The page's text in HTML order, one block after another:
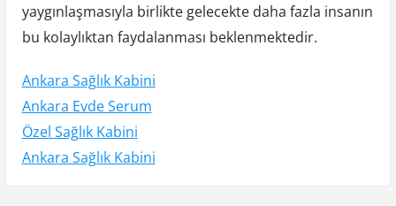
yaygınlaşmasıyla birlikte gelecekte daha fazla insanın
bu kolaylıktan faydalanması beklenmektedir.
Ankara Sağlık Kabini
Ankara Evde Serum
Özel Sağlık Kabini
Ankara Sağlık Kabini